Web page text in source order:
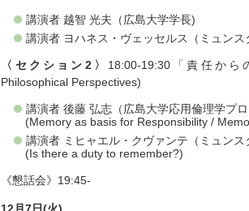
講演者 越智 光夫（広島大学学長)
講演者 ヨハネス・ヴェッセルス（ミュンス
〈セクション2〉 18:00-19:30「責任から
Philosophical Perspectives)
講演者 後藤 弘志（広島大学応用倫理学プ
(Memory as basis for Responsibility /
講演者 ミヒャエル・クヴァンテ（ミュン
(Is there a duty to remember?)
《懇話会》19:45-